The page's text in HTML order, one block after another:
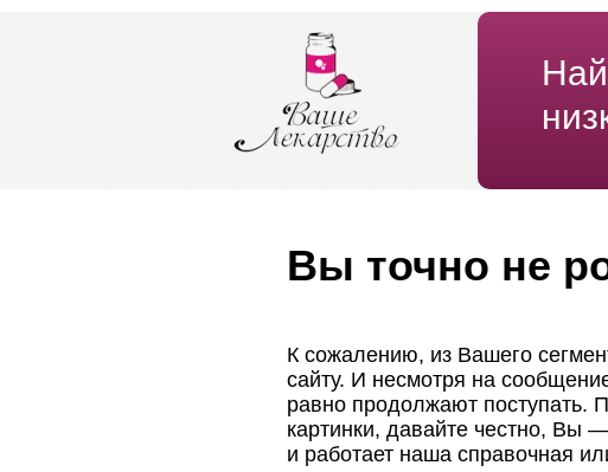
Вы точно не
К сожалению, из Вашего
сайту. И несмотря на
равно продолжают поступать.
картинки, давайте честно, Вы
и работает наша справочная